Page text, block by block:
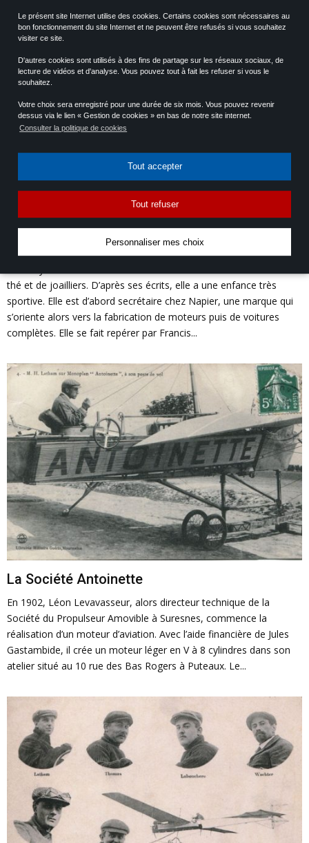
Le présent site Internet utilise des cookies. Certains cookies sont nécessaires au
bon fonctionnement du site Internet et ne peuvent être refusés si vous souhaitez
visiter ce site.
D'autres cookies sont utilisés à des fins de partage sur les réseaux sociaux, de
lecture de vidéos et d'analyse. Vous pouvez tout à fait les refuser si vous le
souhaitez.
Votre choix sera enregistré pour une durée de six mois. Vous pouvez revenir
dessus via le lien « Gestion de cookies » en bas de notre site internet.
Consulter la politique de cookies
Tout accepter
Tout refuser
Personnaliser mes choix
Les femmes à la conquête du ciel : Dorothy
Levitt (1882-1922)
thé et de joailliers. D’après ses écrits, elle a une enfance très
sportive. Elle est d’abord secrétaire chez Napier, une marque qui
s’oriente alors vers la fabrication de moteurs puis de voitures
complètes. Elle se fait repérer par Francis...
La Société Antoinette
En 1902, Léon Levavasseur, alors directeur technique de la
Société du Propulseur Amovible à Suresnes, commence la
réalisation d’un moteur d’aviation. Avec l’aide financière de Jules
Gastambide, il crée un moteur léger en V à 8 cylindres dans son
atelier situé au 10 rue des Bas Rogers à Puteaux. Le...